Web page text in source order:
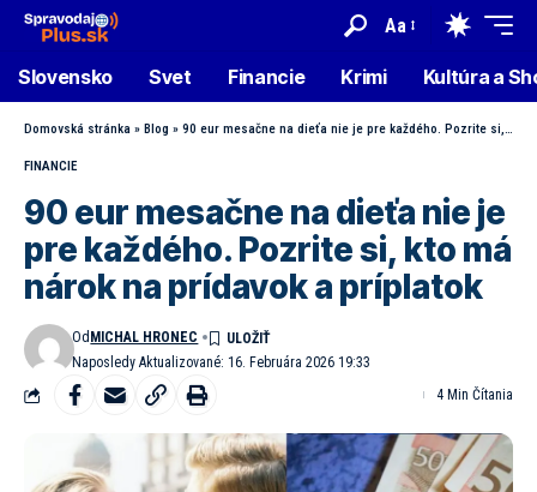
Aa
Slovensko Svet Financie Krimi Kultúra a
Domovská stránka » Blog » 90 eur mesačne na dieťa nie je pre každého. Pozrite si, kto má nárok na prídavok a príplatok
FINANCIE
90 eur mesačne na dieťa nie je
pre každého. Pozrite si, kto má
nárok na prídavok a príplatok
Naposledy Aktualizované: 16. Februára 2026 19:33
Od MICHAL HRONEC
4 Min Čítania